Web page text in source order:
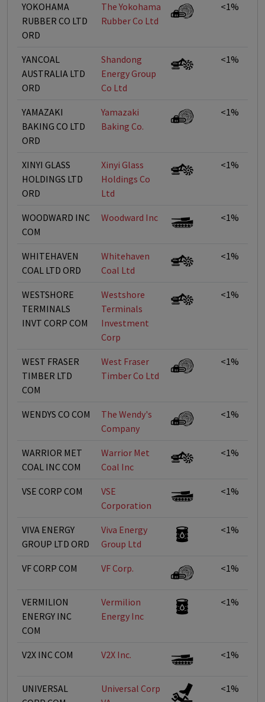
YOKOHAMA
RUBBER CO LTD
ORD
The Yokohama
Rubber Co Ltd
<1%
YANCOAL
AUSTRALIA LTD
ORD
Shandong
Energy Group
Co Ltd
<1%
YAMAZAKI
BAKING CO LTD
ORD
Yamazaki
Baking Co.
<1%
XINYI GLASS
HOLDINGS LTD
ORD
Xinyi Glass
Holdings Co
Ltd
<1%
WOODWARD INC
COM
Woodward Inc <1%
WHITEHAVEN
COAL LTD ORD
Whitehaven
Coal Ltd
<1%
WESTSHORE
TERMINALS
INVT CORP COM
Westshore
Terminals
Investment
Corp
<1%
WEST FRASER
TIMBER LTD
COM
West Fraser
Timber Co Ltd
<1%
WENDYS CO COM
The Wendy's
Company
<1%
WARRIOR MET
COAL INC COM
Warrior Met
Coal Inc
<1%
VSE CORP COM
VSE
Corporation
<1%
VIVA ENERGY
GROUP LTD ORD
Viva Energy
Group Ltd
<1%
VF CORP COM VF Corp. <1%
VERMILION
ENERGY INC
COM
Vermilion
Energy Inc
<1%
V2X INC COM V2X Inc. <1%
UNIVERSAL
Universal Corp
<1%